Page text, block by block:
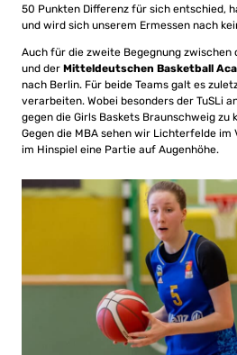
50 Punkten Differenz für sich entschied,
und wird sich unserem Ermessen nach
Auch für die zweite Begegnung zwischen
und der Mitteldeutschen Basketball
nach Berlin. Für beide Teams galt es
verarbeiten. Wobei besonders der TuSLi
gegen die Girls Baskets Braunschweig zu
Gegen die MBA sehen wir Lichterfelde
im Hinspiel eine Partie auf Augenhöhe.